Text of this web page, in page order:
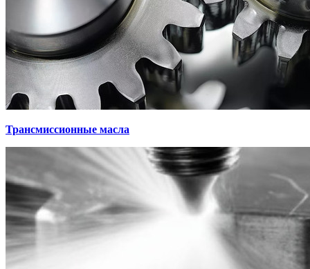
Трансмиссионные масла